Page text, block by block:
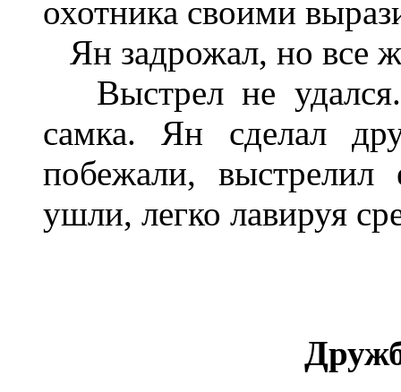
охотника своими
Ян задрожал, но все
Выстрел не удался.
самка. Ян сделал
побежали,
ушли, легко лавируя